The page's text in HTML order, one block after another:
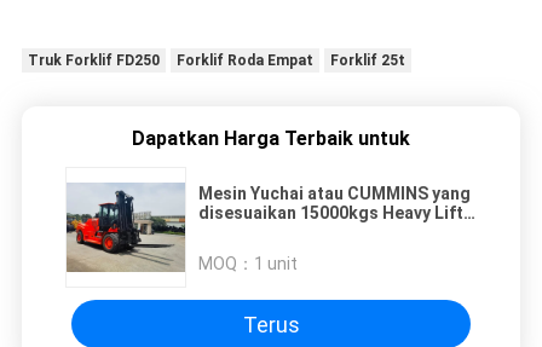
Truk Forklif FD250 Forklif Roda Empat Forklif 25t
Dapatkan Harga Terbaik untuk
Mesin Yuchai atau CUMMINS yang
disesuaikan 15000kgs Heavy Lift
tiang 3000mm
MOQ： 1 unit
Terus